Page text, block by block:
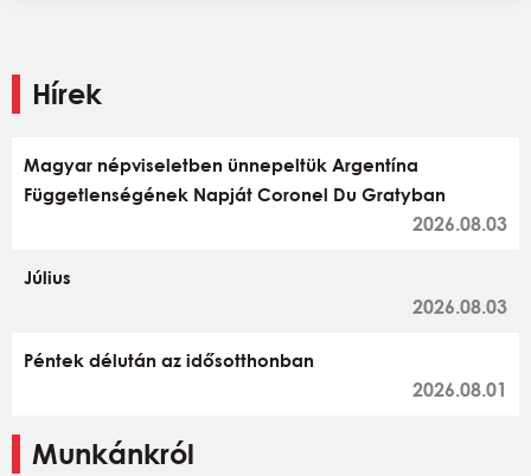
Hírek
Magyar népviseletben ünnepeltük Argentína
Függetlenségének Napját Coronel Du Gratyban
2026.08.03
Július
2026.08.03
Péntek délután az idősotthonban
2026.08.01
Munkánkról